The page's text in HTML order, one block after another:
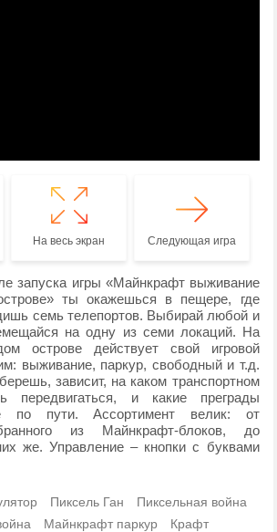
На весь экран Следующая игра
запуска игры «Майнкрафт выживание
ты окажешься в пещере, где
семь телепортов. Выбирай любой и
на одну из семи локаций. На
острове действует свой игровой
выживание, паркур, свободный и т.д.
зависит, на каком транспортном
передвигаться, и какие преграды
по пути. Ассортимент велик: от
из Майнкрафт-блоков, до
же. Управление – кнопки с буквами
Пиксель Ган
Пиксельная война
Майнкрафт паркур
Крафт